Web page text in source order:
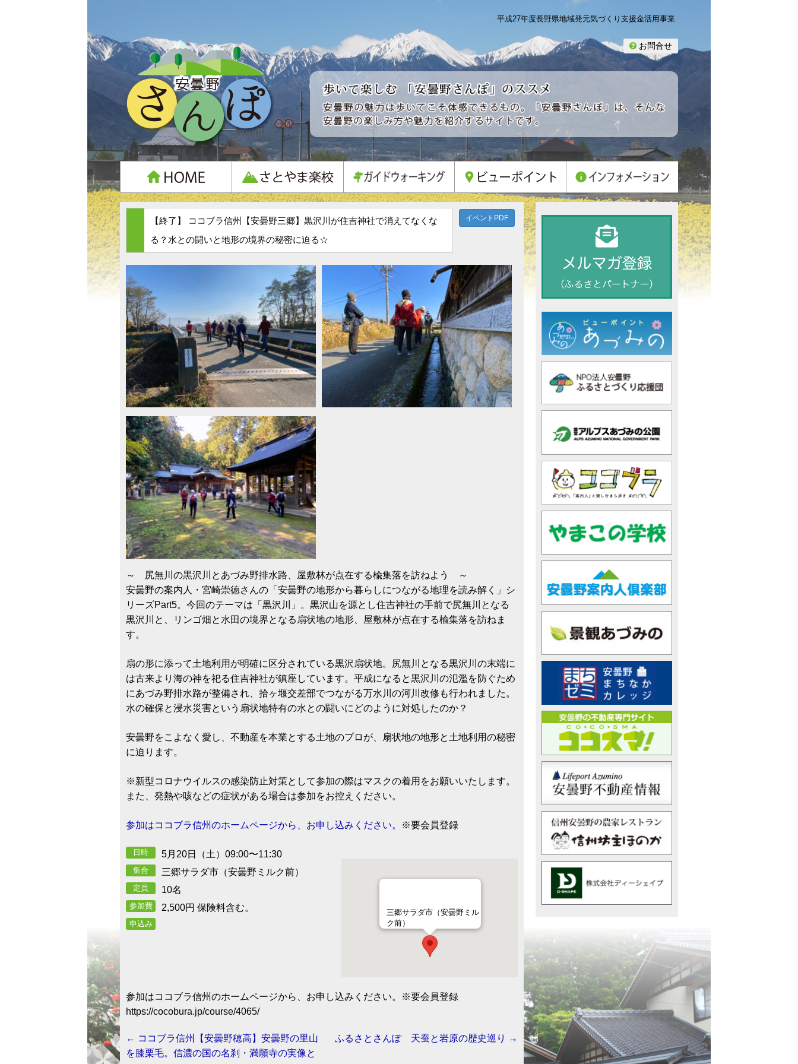
お問合せ
平成27年度長野県地域発元気づくり支援金活用事業
【終了】 ココブラ信州【安曇野三郷】黒沢川が住吉神社で消えてなくな
る？水との闘いと地形の境界の秘密に迫る☆
イベントPDF
～ 尻無川の黒沢川とあづみ野排水路、屋敷林が点在する楡集落を訪ねよう ～
安曇野の案内人・宮崎崇徳さんの「安曇野の地形から暮らしにつながる地理を読み解く」シ
リーズPart5。今回のテーマは「黒沢川」。黒沢山を源とし住吉神社の手前で尻無川となる
黒沢川と、リンゴ畑と水田の境界となる扇状地の地形、屋敷林が点在する楡集落を訪ねま
す。
扇の形に添って土地利用が明確に区分されている黒沢扇状地。尻無川となる黒沢川の末端に
は古来より海の神を祀る住吉神社が鎮座しています。平成になると黒沢川の氾濫を防ぐため
にあづみ野排水路が整備され、拾ヶ堰交差部でつながる万水川の河川改修も行われました。
水の確保と浸水災害という扇状地特有の水との闘いにどのように対処したのか？
安曇野をこよなく愛し、不動産を本業とする土地のプロが、扇状地の地形と土地利用の秘密
に迫ります。
※新型コロナウイルスの感染防止対策として参加の際はマスクの着用をお願いいたします。
また、発熱や咳などの症状がある場合は参加をお控えください。
参加はココブラ信州のホームページから、お申し込みください。 ※要会員登録
日時 5月20日（土）09:00〜11:30
駐車場
集合 三郷サラダ市（安曇野ミルク前）
定員 10名
参加費 2,500円 保険料含む。
申込み
三郷サラダ市（安曇野ミル
ク前）
参加はココブラ信州のホームページから、お申し込みください。※要会員登録
https://cocobura.jp/course/4065/
Post navigation
← ココブラ信州【安曇野穂高】安曇野の里山
を膝栗毛。信濃の国の名刹・満願寺の実像と
ふるさとさんぽ 天蚕と岩原の歴史巡り →